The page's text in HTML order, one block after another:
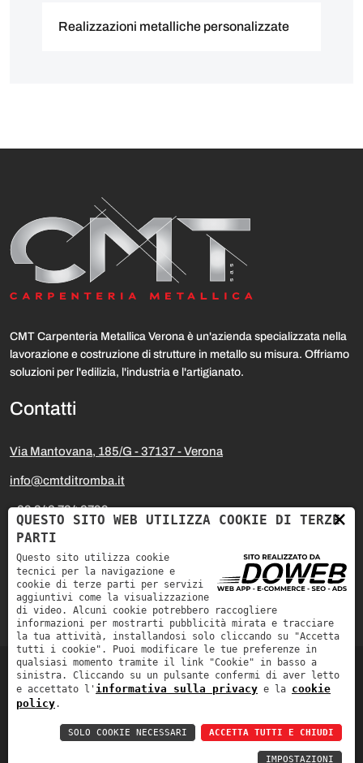
Realizzazioni metalliche personalizzate
CMT Carpenteria Metallica Verona è un'azienda specializzata nella
lavorazione e costruzione di strutture in metallo su misura. Offriamo
soluzioni per l'edilizia, l'industria e l'artigianato.
Contatti
Via Mantovana, 185/G - 37137 - Verona
info@cmtditromba.it
+39 342 734 2799
+39 338 320 6682
Informativa sulla privacyCookie policy
Costruzioni Meccaniche Tromba di Tromba Matteo & C. S.a.s. |
P. IVA: 03128450230
×
QUESTO SITO WEB UTILIZZA COOKIE DI TERZE
PARTI
Questo sito utilizza cookie
tecnici per la navigazione e
cookie di terze parti per servizi
aggiuntivi come la visualizzazione
di video. Alcuni cookie potrebbero raccogliere
informazioni per mostrarti pubblicità mirata e tracciare
la tua attività, installandosi solo cliccando su "Accetta
tutti i cookie". Puoi modificare le tue preferenze in
qualsiasi momento tramite il link "Cookie" in basso a
sinistra. Cliccando su un pulsante confermi di aver letto
e accettato l' informativa sulla privacy e la cookie
policy.
ACCETTA TUTTI E CHIUDI
SOLO COOKIE NECESSARI
IMPOSTAZIONI